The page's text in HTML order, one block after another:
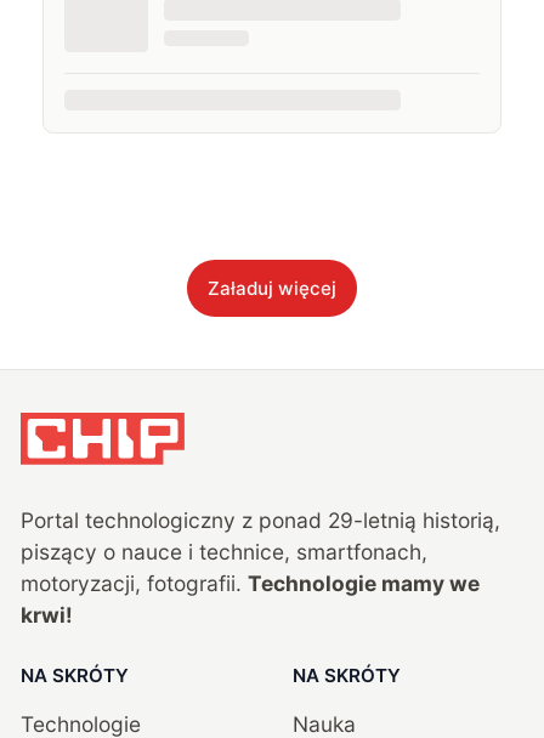
Załaduj więcej
Portal technologiczny z ponad 29-letnią historią,
piszący o nauce i technice, smartfonach,
motoryzacji, fotografii. Technologie mamy we
krwi!
NA SKRÓTY
Technologie
NA SKRÓTY
Nauka